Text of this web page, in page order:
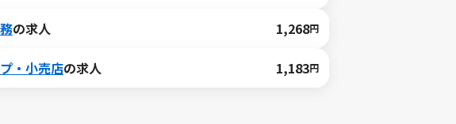
の求人 1,268円
・小売店の求人 1,183円